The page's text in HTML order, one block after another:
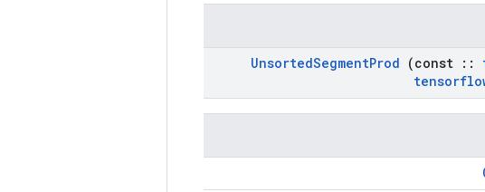
UnsortedSegmentProd (const ::